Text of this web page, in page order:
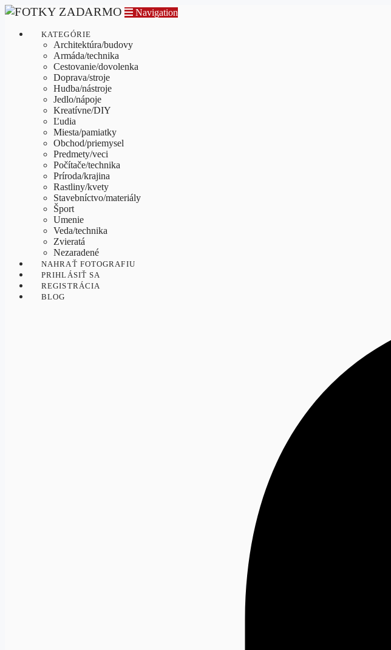
Navigation
KATEGÓRIE
Architektúra/budovy
Armáda/technika
Cestovanie/dovolenka
Doprava/stroje
Hudba/nástroje
Jedlo/nápoje
Kreatívne/DIY
Ľudia
Miesta/pamiatky
Obchod/priemysel
Predmety/veci
Počítače/technika
Príroda/krajina
Rastliny/kvety
Stavebníctvo/materiály
Šport
Umenie
Veda/technika
Zvieratá
Nezaradené
NAHRAŤ FOTOGRAFIU
PRIHLÁSIŤ SA
REGISTRÁCIA
BLOG